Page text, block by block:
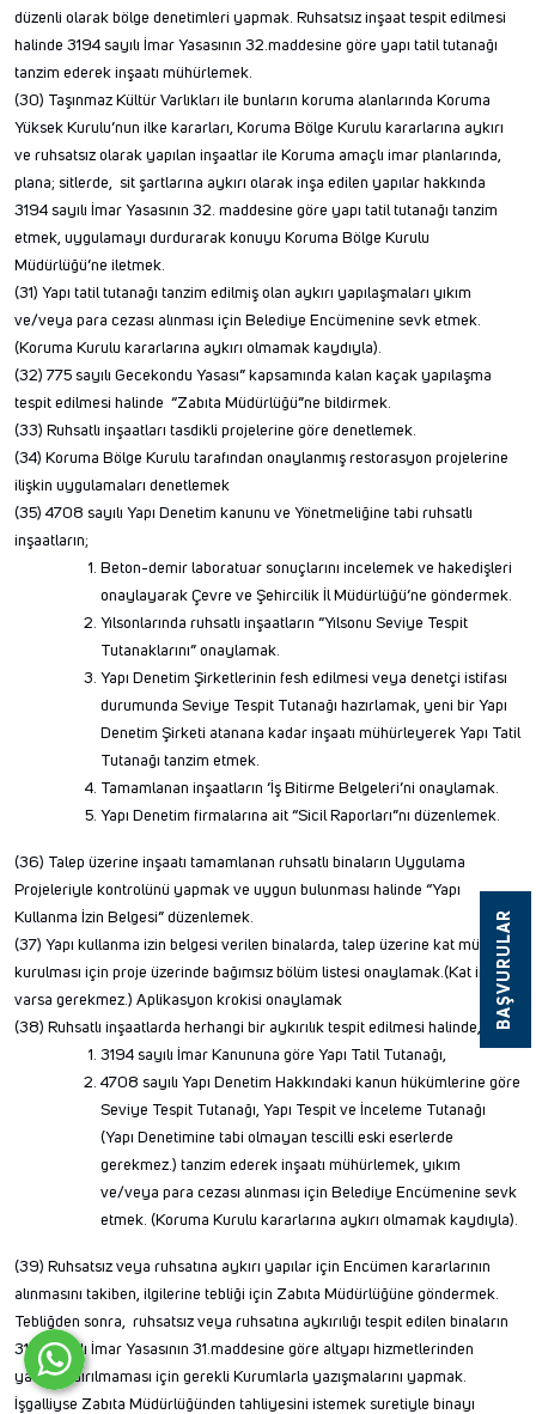
BAŞVURULAR
düzenli olarak bölge denetimleri yapmak. Ruhsatsız inşaat tespit edilmesi
halinde 3194 sayılı İmar Yasasının 32.maddesine göre yapı tatil tutanağı
tanzim ederek inşaatı mühürlemek.
(30) Taşınmaz Kültür Varlıkları ile bunların koruma alanlarında Koruma
Yüksek Kurulu’nun ilke kararları, Koruma Bölge Kurulu kararlarına aykırı
ve ruhsatsız olarak yapılan inşaatlar ile Koruma amaçlı imar planlarında,
plana; sitlerde, sit şartlarına aykırı olarak inşa edilen yapılar hakkında
3194 sayılı İmar Yasasının 32. maddesine göre yapı tatil tutanağı tanzim
etmek, uygulamayı durdurarak konuyu Koruma Bölge Kurulu
Müdürlüğü’ne iletmek.
(31) Yapı tatil tutanağı tanzim edilmiş olan aykırı yapılaşmaları yıkım
ve/veya para cezası alınması için Belediye Encümenine sevk etmek.
(Koruma Kurulu kararlarına aykırı olmamak kaydıyla).
(32) 775 sayılı Gecekondu Yasası” kapsamında kalan kaçak yapılaşma
tespit edilmesi halinde “Zabıta Müdürlüğü”ne bildirmek.
(33) Ruhsatlı inşaatları tasdikli projelerine göre denetlemek.
(34) Koruma Bölge Kurulu tarafından onaylanmış restorasyon projelerine
ilişkin uygulamaları denetlemek
(35) 4708 sayılı Yapı Denetim kanunu ve Yönetmeliğine tabi ruhsatlı
inşaatların;
Beton-demir laboratuar sonuçlarını incelemek ve hakedişleri
onaylayarak Çevre ve Şehircilik İl Müdürlüğü’ne göndermek.
Yılsonlarında ruhsatlı inşaatların “Yılsonu Seviye Tespit
Tutanaklarını” onaylamak.
Yapı Denetim Şirketlerinin fesh edilmesi veya denetçi istifası
durumunda Seviye Tespit Tutanağı hazırlamak, yeni bir Yapı
Denetim Şirketi atanana kadar inşaatı mühürleyerek Yapı Tatil
Tutanağı tanzim etmek.
Tamamlanan inşaatların ‘İş Bitirme Belgeleri’ni onaylamak.
Yapı Denetim firmalarına ait “Sicil Raporları”nı düzenlemek.
(36) Talep üzerine inşaatı tamamlanan ruhsatlı binaların Uygulama
Projeleriyle kontrolünü yapmak ve uygun bulunması halinde “Yapı
Kullanma İzin Belgesi” düzenlemek.
(37) Yapı kullanma izin belgesi verilen binalarda, talep üzerine kat mülkiyeti
kurulması için proje üzerinde bağımsız bölüm listesi onaylamak.(Kat irtifakı
varsa gerekmez.) Aplikasyon krokisi onaylamak
(38) Ruhsatlı inşaatlarda herhangi bir aykırılık tespit edilmesi halinde,
3194 sayılı İmar Kanununa göre Yapı Tatil Tutanağı,
4708 sayılı Yapı Denetim Hakkındaki kanun hükümlerine göre
Seviye Tespit Tutanağı, Yapı Tespit ve İnceleme Tutanağı
(Yapı Denetimine tabi olmayan tescilli eski eserlerde
gerekmez.) tanzim ederek inşaatı mühürlemek, yıkım
ve/veya para cezası alınması için Belediye Encümenine sevk
etmek. (Koruma Kurulu kararlarına aykırı olmamak kaydıyla).
(39) Ruhsatsız veya ruhsatına aykırı yapılar için Encümen kararlarının
alınmasını takiben, ilgilerine tebliği için Zabıta Müdürlüğüne göndermek.
Tebliğden sonra, ruhsatsız veya ruhsatına aykırılığı tespit edilen binaların
3194 sayılı İmar Yasasının 31.maddesine göre altyapı hizmetlerinden
yararlandırılmaması için gerekli Kurumlarla yazışmalarını yapmak.
İşgalliyse Zabıta Müdürlüğünden tahliyesini istemek suretiyle binayı